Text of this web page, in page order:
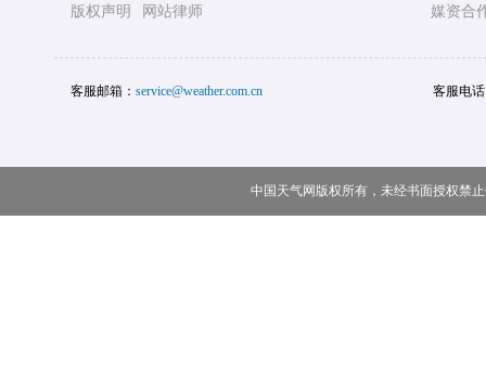
版权声明
网站律师
媒资合
客服邮箱： service@weather.com.cn 客服电
中国天气网版权所有，未经书面授权